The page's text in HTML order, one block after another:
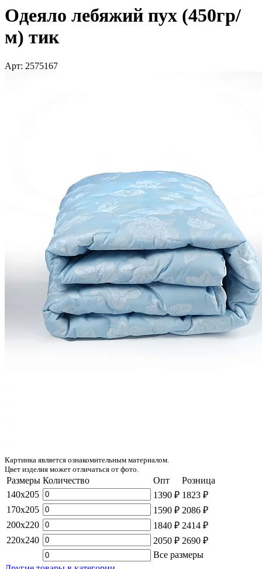
Одеяло лебяжий пух (450гр/
м) тик
Арт: 2575167
Картинка является ознакомительным материалом.
Цвет изделия может отличаться от фото.
Размеры Количество Опт
Розница
140x205
1390 ₽ 1823 ₽
170x205
1590 ₽ 2086 ₽
200x220
1840 ₽ 2414 ₽
220x240
2050 ₽ 2690 ₽
Все размеры